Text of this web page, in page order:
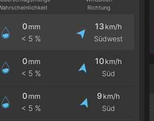
Richtung
0 mm
< 5 %
13km/h
Südwest
0 mm
< 5 %
10km/h
Süd
0 mm
< 5 %
9km/h
Süd